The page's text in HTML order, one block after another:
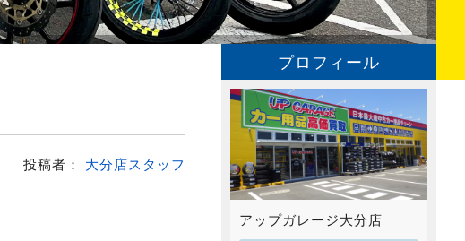
投稿者： 大分店スタッフ
プロフィール
アップガレージ大分店